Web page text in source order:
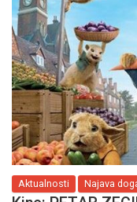
Aktualnosti Najava